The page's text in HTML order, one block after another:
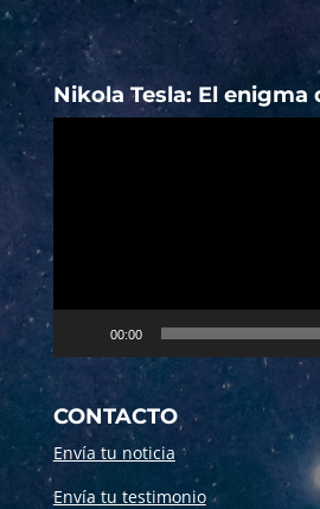
Nikola Tesla: El enigma
00:00
CONTACTO
Envía tu noticia
Envía tu testimonio